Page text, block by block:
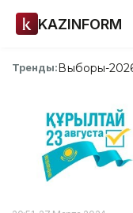
KAZINFORM
Тренды:Выборы-